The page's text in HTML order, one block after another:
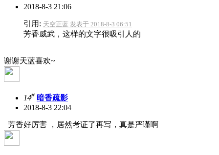
2018-8-3 21:06
引用: 天空正蓝 发表于 2018-8-3 06:51
芳香威武，这样的文字很吸引人的
谢谢天蓝喜欢~
14# 暗香疏影
2018-8-3 22:04
芳香好厉害 ，居然考证了再写，真是严谨啊